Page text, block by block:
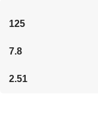
125
7.8
2.51